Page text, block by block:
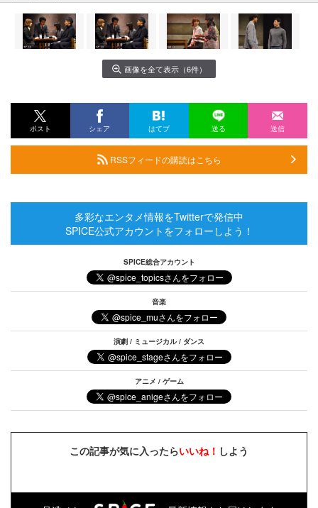
画像を全て表示（6件）
ポスト シェア はてブ 送る 送信
RSSフィードの購読はこちら
多彩なエンタメ情報をTwitterで発信中
SPICE公式アカウントをフォローしよう！
SPICE総合アカウント
音楽
演劇 / ミュージカル / ダンス
アニメ / ゲーム
この記事が気に入ったらいいね！ しよう